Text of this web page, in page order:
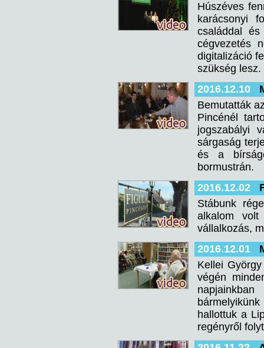
Húszéves
karácsonyi
családdal
cégvezetés
digitalizáció
szükség lesz.
2016.12.10
Bemutatták
Pincénél
jogszabályi
sárgaság
és a
bormustrán.
2016.12.02
Stábunk
alkalom
vállalkozás,
2016.12.01
Kellei
végén
hallottuk a
regényről